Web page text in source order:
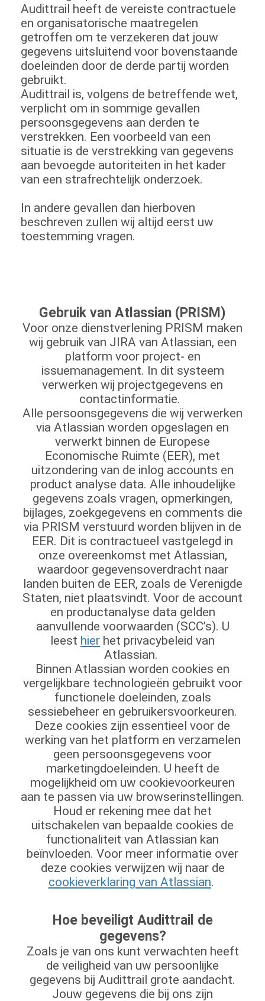
Audittrail heeft de vereiste contractuele
en organisatorische maatregelen
getroffen om te verzekeren dat jouw
gegevens uitsluitend voor bovenstaande
doeleinden door de derde partij worden
gebruikt.
Audittrail is, volgens de betreffende wet,
verplicht om in sommige gevallen
persoonsgegevens aan derden te
verstrekken. Een voorbeeld van een
situatie is de verstrekking van gegevens
aan bevoegde autoriteiten in het kader
van een strafrechtelijk onderzoek.
In andere gevallen dan hierboven
beschreven zullen wij altijd eerst uw
toestemming vragen.
Gebruik van Atlassian (PRISM)
Voor onze dienstverlening PRISM maken
wij gebruik van JIRA van Atlassian, een
platform voor project- en
issuemanagement. In dit systeem
verwerken wij projectgegevens en
contactinformatie.
Alle persoonsgegevens die wij verwerken
via Atlassian worden opgeslagen en
verwerkt binnen de Europese
Economische Ruimte (EER), met
uitzondering van de inlog accounts en
product analyse data. Alle inhoudelijke
gegevens zoals vragen, opmerkingen,
bijlages, zoekgegevens en comments die
via PRISM verstuurd worden blijven in de
EER. Dit is contractueel vastgelegd in
onze overeenkomst met Atlassian,
waardoor gegevensoverdracht naar
landen buiten de EER, zoals de Verenigde
Staten, niet plaatsvindt. Voor de account
en productanalyse data gelden
aanvullende voorwaarden (SCC’s). U
leest hier het privacybeleid van
Atlassian.
Binnen Atlassian worden cookies en
vergelijkbare technologieën gebruikt voor
functionele doeleinden, zoals
sessiebeheer en gebruikersvoorkeuren.
Deze cookies zijn essentieel voor de
werking van het platform en verzamelen
geen persoonsgegevens voor
marketingdoeleinden. U heeft de
mogelijkheid om uw cookievoorkeuren
aan te passen via uw browserinstellingen.
Houd er rekening mee dat het
uitschakelen van bepaalde cookies de
functionaliteit van Atlassian kan
beïnvloeden. Voor meer informatie over
deze cookies verwijzen wij naar de
cookieverklaring van Atlassian.
Hoe beveiligt Audittrail de
gegevens?
Zoals je van ons kunt verwachten heeft
de veiligheid van uw persoonlijke
gegevens bij Audittrail grote aandacht.
Jouw gegevens die bij ons zijn